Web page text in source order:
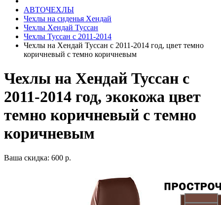
АВТОЧЕХЛЫ
Чехлы на сиденья Хендай
Чехлы Хендай Туссан
Чехлы Туссан с 2011-2014
Чехлы на Хендай Туссан с 2011-2014 год, цвет темно
коричневый с темно коричневым
Чехлы на Хендай Туссан с
2011-2014 год, экокожа цвет
темно коричневый с темно
коричневым
Ваша скидка: 600 р.